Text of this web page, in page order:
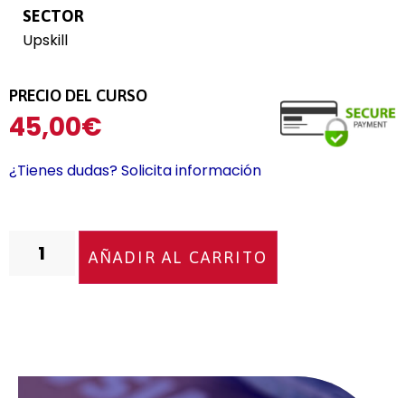
SECTOR
Upskill
PRECIO DEL CURSO
45,00€
¿Tienes dudas? Solicita información
AÑADIR AL CARRITO